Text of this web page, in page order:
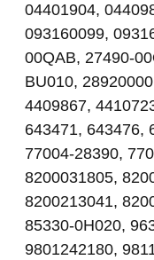
04401904,
093160099,
00QAB, 27490-
BU010,
4409867,
643471, 643476,
77004-28390,
8200031805,
8200213041,
85330-0H020,
9801242180,